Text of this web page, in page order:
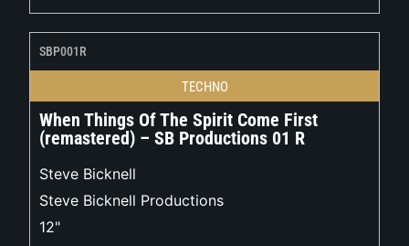
SBP001R
TECHNO
When Things Of The Spirit Come First
(remastered) – SB Productions 01 R
Steve Bicknell
Steve Bicknell Productions
12"